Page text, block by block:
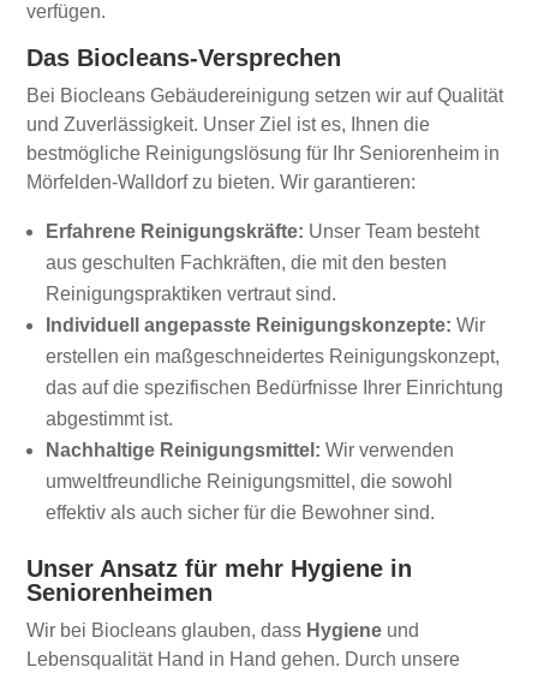
verfügen.
Das Biocleans-Versprechen
Bei Biocleans Gebäudereinigung setzen wir auf Qualität
und Zuverlässigkeit. Unser Ziel ist es, Ihnen die
bestmögliche Reinigungslösung für Ihr Seniorenheim in
Mörfelden-Walldorf zu bieten. Wir garantieren:
Erfahrene Reinigungskräfte: Unser Team besteht
aus geschulten Fachkräften, die mit den besten
Reinigungspraktiken vertraut sind.
Individuell angepasste Reinigungskonzepte: Wir
erstellen ein maßgeschneidertes Reinigungskonzept,
das auf die spezifischen Bedürfnisse Ihrer Einrichtung
abgestimmt ist.
Nachhaltige Reinigungsmittel: Wir verwenden
umweltfreundliche Reinigungsmittel, die sowohl
effektiv als auch sicher für die Bewohner sind.
Unser Ansatz für mehr Hygiene in
Seniorenheimen
Wir bei Biocleans glauben, dass Hygiene und
Lebensqualität Hand in Hand gehen. Durch unsere